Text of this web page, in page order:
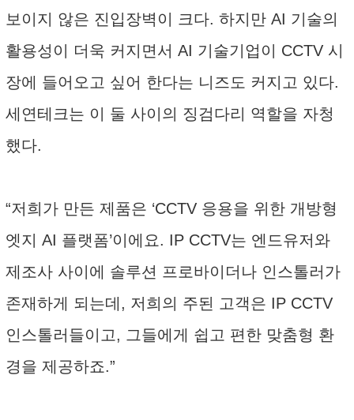
보이지 않은 진입장벽이 크다. 하지만 AI 기술의
활용성이 더욱 커지면서 AI 기술기업이 CCTV 시
장에 들어오고 싶어 한다는 니즈도 커지고 있다.
세연테크는 이 둘 사이의 징검다리 역할을 자청
했다.
“저희가 만든 제품은 ‘CCTV 응용을 위한 개방형
엣지 AI 플랫폼’이에요. IP CCTV는 엔드유저와
제조사 사이에 솔루션 프로바이더나 인스톨러가
존재하게 되는데, 저희의 주된 고객은 IP CCTV
인스톨러들이고, 그들에게 쉽고 편한 맞춤형 환
경을 제공하죠.”